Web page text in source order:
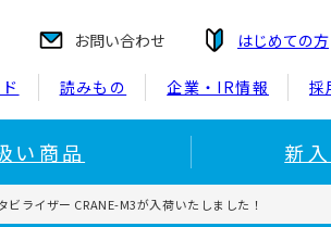
お問い合わせ はじめての方
読みもの 企業・IR情報 採
い商品 新
ライザー CRANE-M3が入荷いたしました！